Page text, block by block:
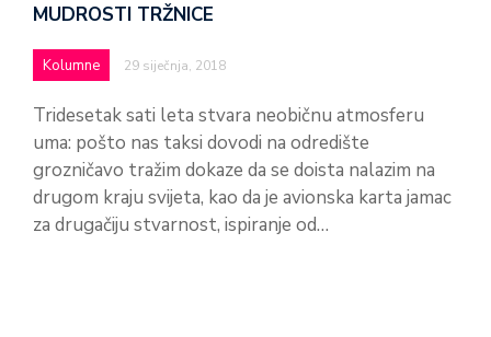
MUDROSTI TRŽNICE
Kolumne 29 siječnja, 2018
Tridesetak sati leta stvara neobičnu atmosferu
uma: pošto nas taksi dovodi na odredište
grozničavo tražim dokaze da se doista nalazim na
drugom kraju svijeta, kao da je avionska karta jamac
za drugačiju stvarnost, ispiranje od…